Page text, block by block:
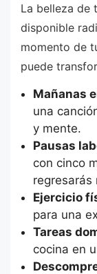
La belleza de
disponible
momento de
puede
Mañanas
una
y mente.
Pausas
con cinco
regresarás
Ejercicio
para una
Tareas
cocina en